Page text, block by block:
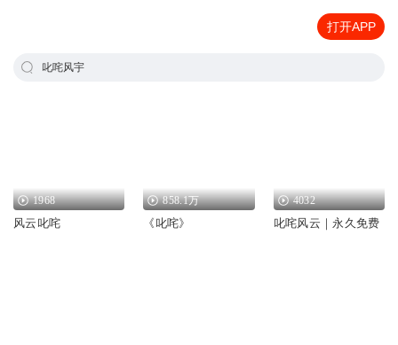
打开APP
叱咤风宇
1968
风云叱咤
858.1万
《叱咤》
4032
叱咤风云｜永久免费